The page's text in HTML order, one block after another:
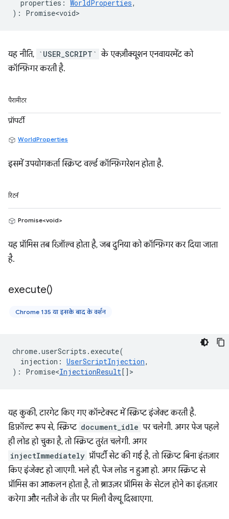
properties : WorldProperties,
) : Promise<void>
यह नीति, `USER_SCRIPT` के एक्ज़ीक्यूशन एनवायरमेंट को
कॉन्फ़िगर करती है.
पैरामीटर
प्रॉपर्टी
WorldProperties
इसमें उपयोगकर्ता स्क्रिप्ट वर्ल्ड कॉन्फ़िगरेशन होता है.
रिटर्न
Promise<void>
यह प्रॉमिस तब रिज़ॉल्व होता है, जब दुनिया को कॉन्फ़िगर कर दिया जाता
है.
execute()
Chrome 135 या इसके बाद के वर्शन
chrome.userScripts . execute(
injection : UserScriptInjection,
) : Promise<InjectionResult [] >
यह कुकी, टारगेट किए गए कॉन्टेक्स्ट में स्क्रिप्ट इंजेक्ट करती है.
डिफ़ॉल्ट रूप से, स्क्रिप्ट document_idle पर चलेगी. अगर पेज पहले
ही लोड हो चुका है, तो स्क्रिप्ट तुरंत चलेगी. अगर
injectImmediately प्रॉपर्टी सेट की गई है, तो स्क्रिप्ट बिना इंतज़ार
किए इंजेक्ट हो जाएगी. भले ही, पेज लोड न हुआ हो. अगर स्क्रिप्ट से
प्रॉमिस का आकलन होता है, तो ब्राउज़र प्रॉमिस के सेटल होने का इंतज़ार
करेगा और नतीजे के तौर पर मिली वैल्यू दिखाएगा.